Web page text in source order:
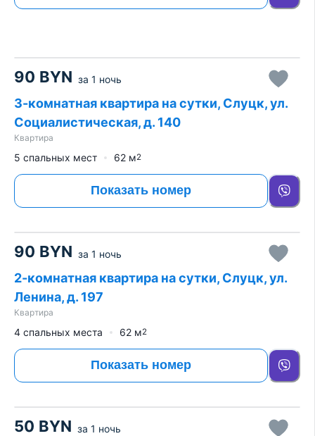
90 BYN за 1 ночь
3-комнатная квартира на сутки, Слуцк, ул.
Социалистическая, д. 140
Квартира
5 спальных мест 62 м2
Показать номер
90 BYN за 1 ночь
2-комнатная квартира на сутки, Слуцк, ул.
Ленина, д. 197
Квартира
4 спальных места 62 м2
Показать номер
50 BYN за 1 ночь